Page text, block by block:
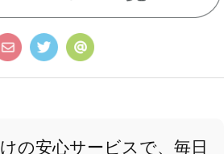
の安心サービスで、毎日